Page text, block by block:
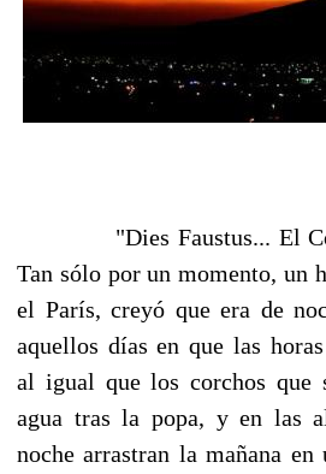
"Dies Faustus... El
Tan sólo por un momento, un
el París, creyó que era de
aquellos días en que las
al igual que los corchos que
agua tras la popa, y en las
noche arrastran la mañana